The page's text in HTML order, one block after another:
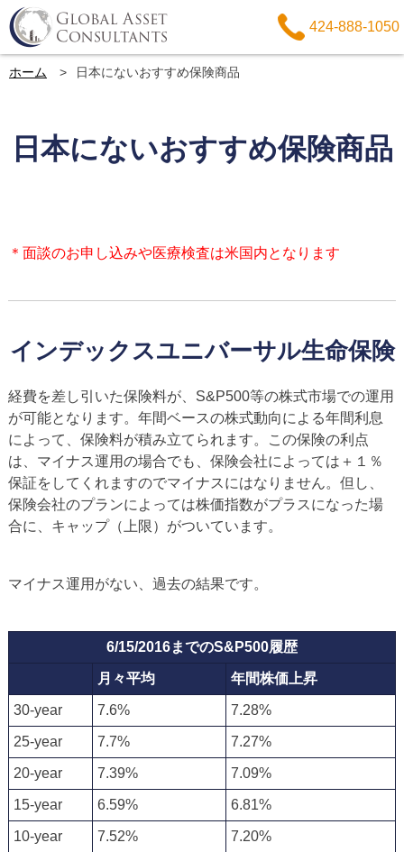
424-888-1050
ホーム 日本にないおすすめ保険商品
日本にないおすすめ保険商品
＊面談のお申し込みや医療検査は米国内となります
インデックスユニバーサル生命保険
経費を差し引いた保険料が、S&P500等の株式市場での運用
が可能となります。年間ベースの株式動向による年間利息
によって、保険料が積み立てられます。この保険の利点
は、マイナス運用の場合でも、保険会社によっては＋１％
保証をしてくれますのでマイナスにはなりません。但し、
保険会社のプランによっては株価指数がプラスになった場
合に、キャップ（上限）がついています。
マイナス運用がない、過去の結果です。
6/15/2016までのS&P500履歴
月々平均 年間株価上昇
30-year 7.6% 7.28%
25-year 7.7% 7.27%
20-year 7.39% 7.09%
15-year 6.59% 6.81%
10-year 7.52% 7.20%